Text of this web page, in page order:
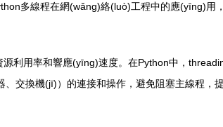
多線程在網(wǎng)絡(luò)工程中的應(yīng)用
利用率和響應(yīng)速度。在Python中，
交換機(jī)）的連接和操作，避免阻塞主線程，提